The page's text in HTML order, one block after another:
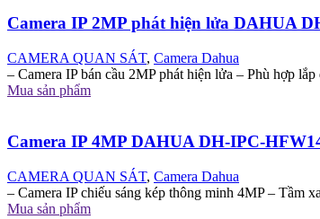
Camera IP 2MP phát hiện lửa DAHUA
CAMERA QUAN SÁT, Camera Dahua
– Camera IP bán cầu 2MP phát hiện lửa – Phù hợp
Mua sản phẩm
Camera IP 4MP DAHUA DH-IPC-
CAMERA QUAN SÁT, Camera Dahua
– Camera IP chiếu sáng kép thông minh 4MP – Tầm
Mua sản phẩm